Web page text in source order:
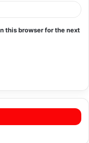
this browser for the next